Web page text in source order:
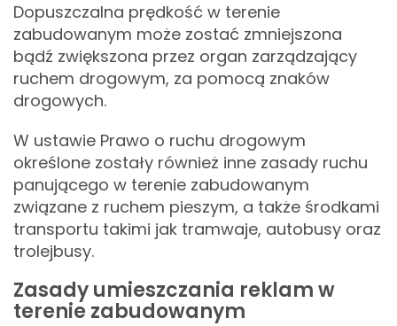
Dopuszczalna prędkość w terenie
zabudowanym może zostać zmniejszona
bądź zwiększona przez organ zarządzający
ruchem drogowym, za pomocą znaków
drogowych.
W ustawie Prawo o ruchu drogowym
określone zostały również inne zasady ruchu
panującego w terenie zabudowanym
związane z ruchem pieszym, a także środkami
transportu takimi jak tramwaje, autobusy oraz
trolejbusy.
Zasady umieszczania reklam w
terenie zabudowanym